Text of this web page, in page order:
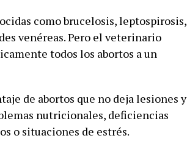
como brucelosis, leptospirosis,
venéreas. Pero el veterinario
todos los abortos a un
de abortos que no deja lesiones y
nutricionales, deficiencias
o situaciones de estrés.